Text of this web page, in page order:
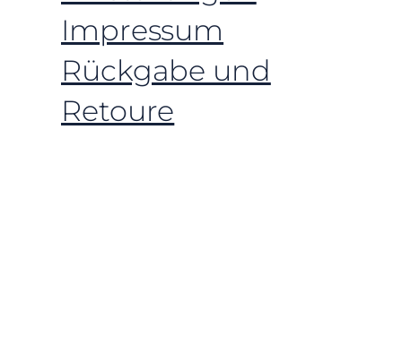
Impressum
Rückgabe und
Retoure